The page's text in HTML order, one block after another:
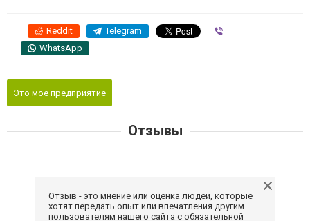
Reddit Telegram
WhatsApp
Это мое предприятие
Отзывы
Отзыв - это мнение или оценка людей, которые
хотят передать опыт или впечатления другим
пользователям нашего сайта с обязательной